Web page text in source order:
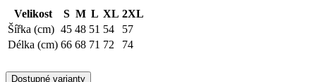
Velikost S M L XL 2XL
Šířka (cm) 45 48 51 54
57
Délka (cm) 66 68 71 72 74
Dostupné varianty